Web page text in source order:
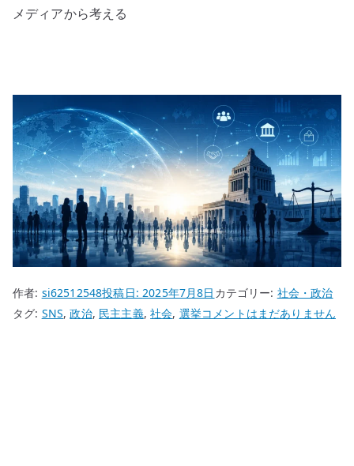
メディアから考える
作者: si62512548投稿日:2025年7月8日 カテゴリー: 社会・政治
タグ: SNS,政治, 民主主義,社会, 選挙民
コメントはまだありません